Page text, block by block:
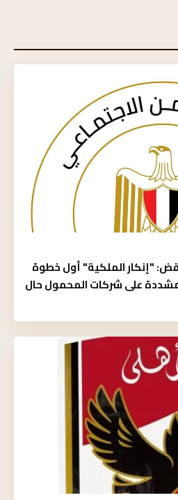
"إنكار الملكية" أول خطوة
مشددة على شركات المحمول حال